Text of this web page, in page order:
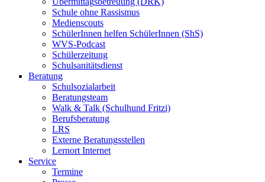
Schule ohne Rassismus
Medienscouts
SchülerInnen helfen SchülerInnen (ShS)
WVS-Podcast
Schülerzeitung
Schulsanitätsdienst
Beratung
Schulsozialarbeit
Beratungsteam
Walk & Talk (Schulhund Fritzi)
Berufsberatung
LRS
Externe Beratungsstellen
Lernort Internet
Service
Termine